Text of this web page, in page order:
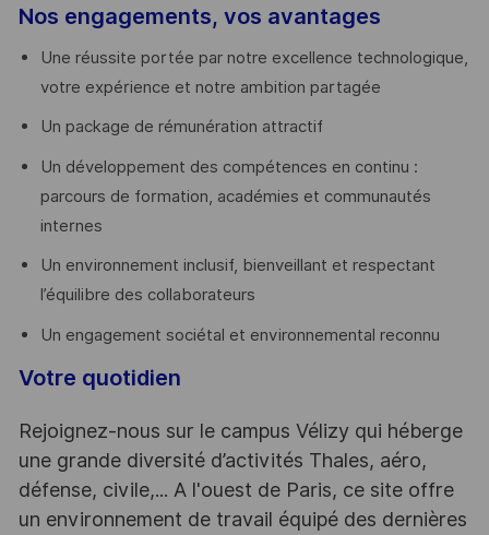
Nos engagements, vos avantages
Une réussite portée par notre excellence technologique,
votre expérience et notre ambition partagée
Un package de rémunération attractif
Un développement des compétences en continu :
parcours de formation, académies et communautés
internes
Un environnement inclusif, bienveillant et respectant
l’équilibre des collaborateurs
Un engagement sociétal et environnemental reconnu
Votre quotidien
Rejoignez-nous sur le campus Vélizy qui héberge
une grande diversité d’activités Thales, aéro,
défense, civile,... A l'ouest de Paris, ce site offre
un environnement de travail équipé des dernières